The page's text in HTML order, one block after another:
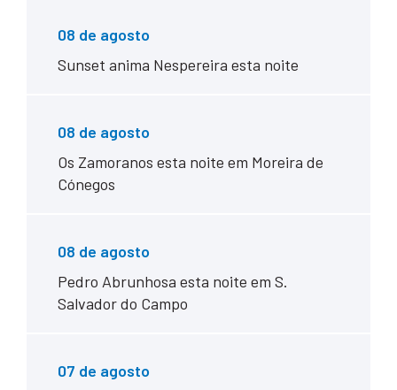
08 de agosto
Sunset anima Nespereira esta noite
08 de agosto
Os Zamoranos esta noite em Moreira de
Cónegos
08 de agosto
Pedro Abrunhosa esta noite em S.
Salvador do Campo
07 de agosto